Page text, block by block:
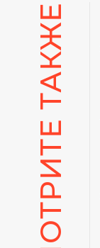
СМОТРИТЕ ТАКЖЕ